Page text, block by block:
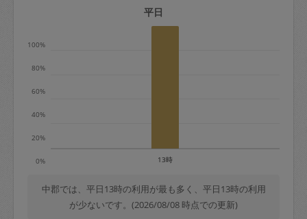
期は月2回まで隔週定期は月1回までキャ
ンセル料は発生しません。それ以上はキ
定期依頼1回（3時間）の金額とスポット
1回（3時間）依頼した場合の金額の差額
平日
0%
20%
40%
60%
80%
100%
13時
中郡では、平日13時の利用が最も多く、平日13時の利用
が少ないです。(2026/08/08 時点での更新)